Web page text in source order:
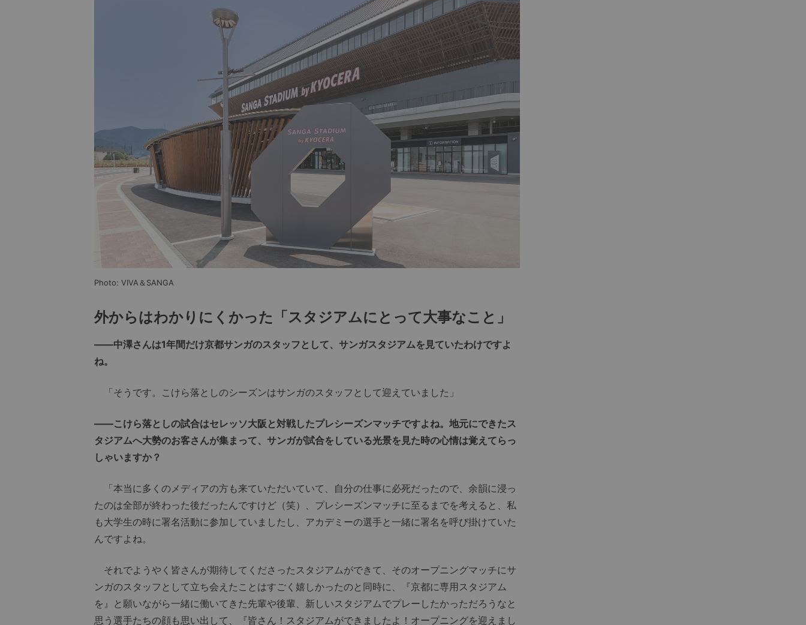
Photo: VIVA＆SANGA
外からはわかりにくかった「スタジアムにとって大事なこと」
――中澤さんは1年間だけ京都サンガのスタッフとして、サンガスタジアムを見ていたわけですよ
ね。
「そうです。こけら落としのシーズンはサンガのスタッフとして迎えていました」
――こけら落としの試合はセレッソ大阪と対戦したプレシーズンマッチですよね。地元にできたス
タジアムへ大勢のお客さんが集まって、サンガが試合をしている光景を見た時の心情は覚えてらっ
しゃいますか？
「本当に多くのメディアの方も来ていただいていて、自分の仕事に必死だったので、余韻に浸っ
たのは全部が終わった後だったんですけど（笑）、プレシーズンマッチに至るまでを考えると、私
も大学生の時に署名活動に参加していましたし、アカデミーの選手と一緒に署名を呼び掛けていた
んですよね。
それでようやく皆さんが期待してくださったスタジアムができて、そのオープニングマッチにサ
ンガのスタッフとして立ち会えたことはすごく嬉しかったのと同時に、『京都に専用スタジアム
を』と願いながら一緒に働いてきた先輩や後輩、新しいスタジアムでプレーしたかっただろうなと
思う選手たちの顔も思い出して、『皆さん！スタジアムができましたよ！オープニングを迎えまし